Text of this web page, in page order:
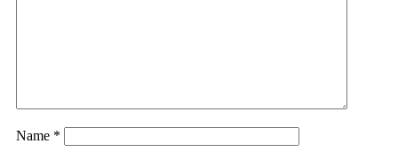
Name *